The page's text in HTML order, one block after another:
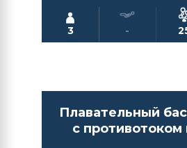
3 -
Плавательный
с противотоком